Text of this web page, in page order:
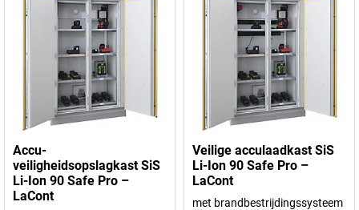
Accu-
veiligheidsopslagkast SiS
Li-Ion 90 Safe Pro –
LaCont
Veilige acculaadkast SiS
Li-Ion 90 Safe Pro –
LaCont
met brandbestrijdingssysteem